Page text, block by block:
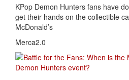
KPop Demon Hunters fans have
get their hands on the collectible
McDonald’s
Merca2.0